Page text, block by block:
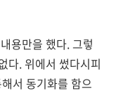
용만을 했다. 그렇
다. 위에서 썼다시피
서 동기화를 함으